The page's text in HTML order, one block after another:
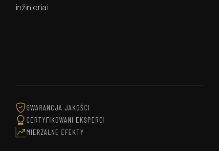
inžinieriai.
GWARANCJA JAKOŚCI
CERTYFIKOWANI EKSPERCI
MIERZALNE EFEKTY